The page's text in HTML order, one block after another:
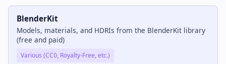
BlenderKit
Models, materials, and HDRIs from the BlenderKit library
(free and paid)
Various (CC0, Royalty-Free, etc.)